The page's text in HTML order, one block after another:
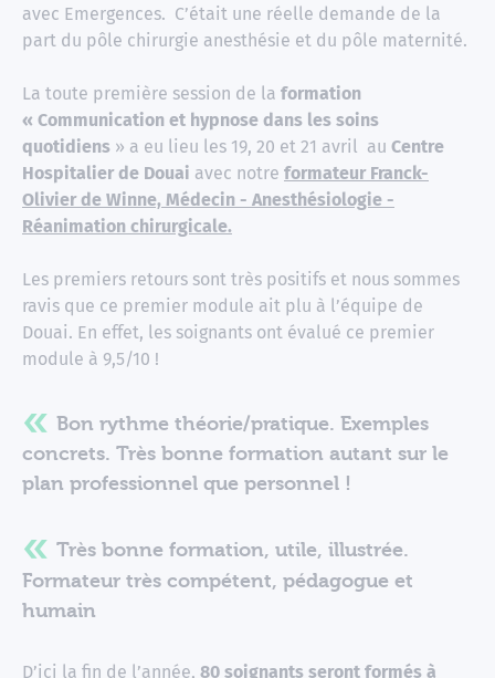
avec Emergences. C’était une réelle demande de la
part du pôle chirurgie anesthésie et du pôle maternité.
La toute première session de la formation
« Communication et hypnose dans les soins
quotidiens » a eu lieu les 19, 20 et 21 avril au Centre
Hospitalier de Douai avec notre formateur Franck-
Olivier de Winne, Médecin - Anesthésiologie -
Réanimation chirurgicale.
Les premiers retours sont très positifs et nous sommes
ravis que ce premier module ait plu à l’équipe de
Douai. En effet, les soignants ont évalué ce premier
module à 9,5/10 !
Bon rythme théorie/pratique. Exemples
concrets. Très bonne formation autant sur le
plan professionnel que personnel !
Très bonne formation, utile, illustrée.
Formateur très compétent, pédagogue et
humain
D’ici la fin de l’année, 80 soignants seront formés à